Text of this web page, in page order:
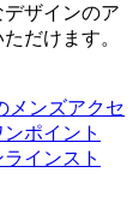
ザインのア
だけます。